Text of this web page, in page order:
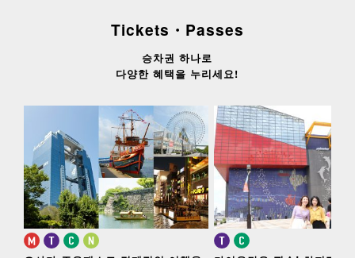
Tickets・Passes
승차권 하나로
다양한 혜택을 누리세요!